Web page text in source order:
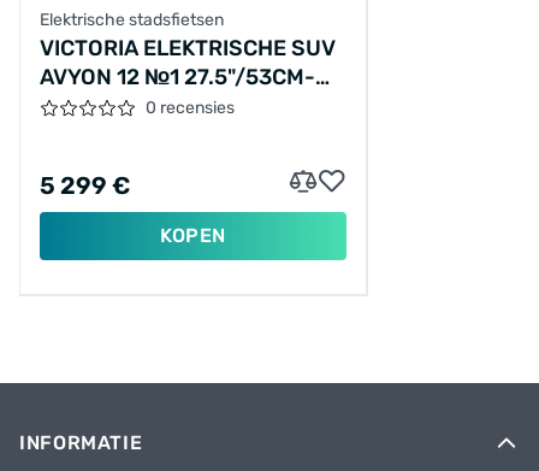
Elektrische stadsfietsen
VICTORIA ELEKTRISCHE SUV
AVYON 12 №1 27.5"/53CM-
M/11/ROOKZILVER/02920551
0 recensies
5 299 €
KOPEN
INFORMATIE